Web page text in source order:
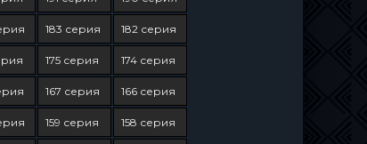
183 серия 182 серия
175 серия 174 серия
167 серия 166 серия
159 серия 158 серия